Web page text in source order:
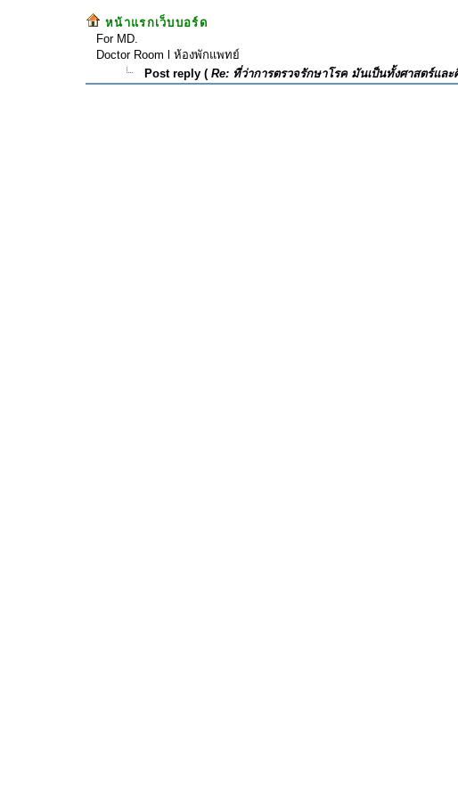
หน้าแรกเว็บบอร์ด
For MD.
Doctor Room l ห้องพักแพทย์
Post reply ( Re: ที่ว่าการตรวจรักษาโรค มันเป็นทั้งศาสตร์แล